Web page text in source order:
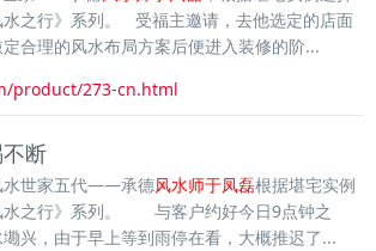
之行》系列。 受福主邀请，去他选定的店面
合理的风水布局方案后便进入装修的阶...
product/273-cn.html
断
世家五代——承德风水师于凤磊根据堪宅实例
水之行》系列。 与客户约好今日9点钟之
兴，由于早上等到雨停在看，大概推迟了...